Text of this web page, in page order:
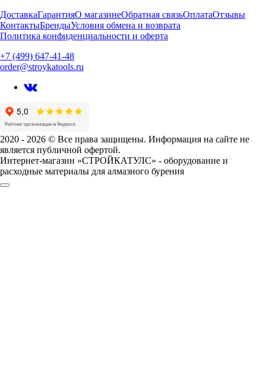
ДоставкаГарантияО магазинеОбратная связьОплатаОтзывы
КонтактыБрендыУсловия обмена и возврата
Политика конфиденциальности и оферта
+7 (499) 647-41-48
order@stroykatools.ru
2020 - 2026 © Все права защищены. Информация на сайте не
является публичной офертой.
Интернет-магазин «СТРОЙКАТУЛС» - оборудование и
расходные материалы для алмазного бурения